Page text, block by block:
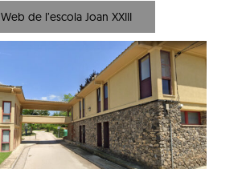
Web de l’escola Joan XXIII